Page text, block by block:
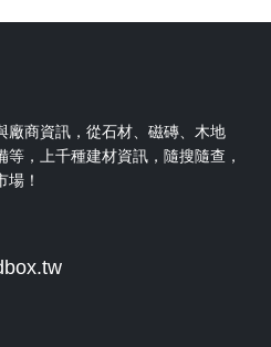
廠商資訊，從石材、磁磚、木地
，上千種建材資訊，隨搜隨查，
！